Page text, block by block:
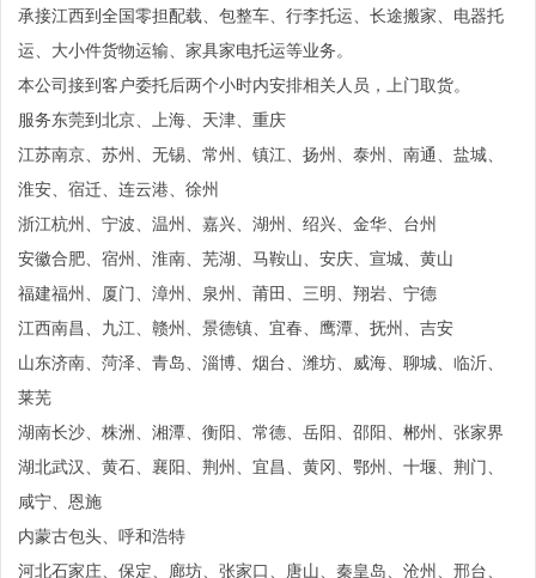
承接江西到全国零担配载、包整车、行李托运、长途搬家、电器托
运、大小件货物运输、家具家电托运等业务。
本公司接到客户委托后两个小时内安排相关人员，上门取货。
服务东莞到北京、上海、天津、重庆
江苏南京、苏州、无锡、常州、镇江、扬州、泰州、南通、盐城、
淮安、宿迁、连云港、徐州
浙江杭州、宁波、温州、嘉兴、湖州、绍兴、金华、台州
安徽合肥、宿州、淮南、芜湖、马鞍山、安庆、宣城、黄山
福建福州、厦门、漳州、泉州、莆田、三明、翔岩、宁德
江西南昌、九江、赣州、景德镇、宜春、鹰潭、抚州、吉安
山东济南、菏泽、青岛、淄博、烟台、潍坊、威海、聊城、临沂、
莱芜
湖南长沙、株洲、湘潭、衡阳、常德、岳阳、邵阳、郴州、张家界
湖北武汉、黄石、襄阳、荆州、宜昌、黄冈、鄂州、十堰、荆门、
咸宁、恩施
内蒙古包头、呼和浩特
河北石家庄、保定、廊坊、张家口、唐山、秦皇岛、沧州、邢台、